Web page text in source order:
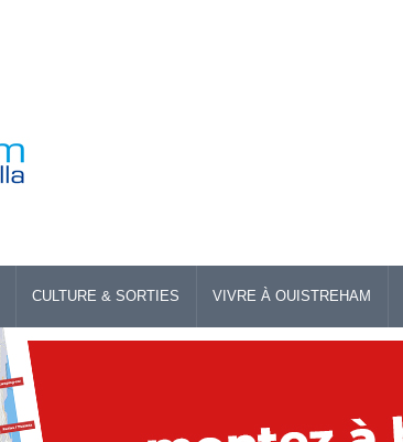
CULTURE & SORTIES VIVRE À OUISTREHAM